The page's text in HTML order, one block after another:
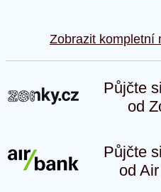
Zobrazit kompletní
Půjčte
od
Půjčte
od